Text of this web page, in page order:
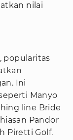
nilai
popularitas
Ini
Manyo
line Bride
Pandor
Piretti Golf.